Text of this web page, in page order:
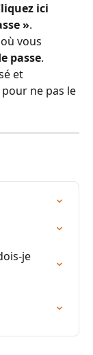
ici
».
vous
passe.
et
pour ne pas le
je